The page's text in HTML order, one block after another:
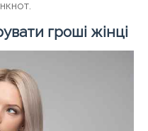
гроші жінці